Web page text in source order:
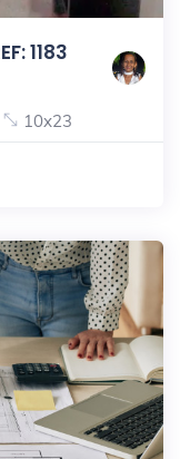
1183
10x23